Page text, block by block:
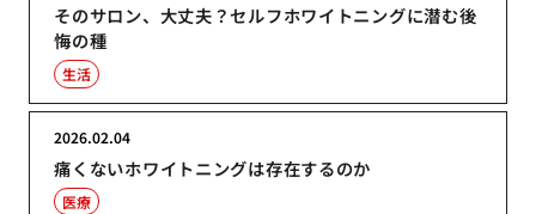
そのサロン、大丈夫？セルフホワイトニングに潜む後
悔の種
生活
痛くないホワイトニングは存在するのか
2026.02.04
医療